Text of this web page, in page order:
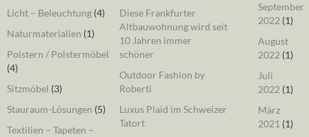
Licht – Beleuchtung (4)
Naturmaterialien (1)
Polstern / Polstermöbel
(4)
Sitzmöbel (3)
Stauraum-Lösungen (5)
Textilien – Tapeten –
Diese Frankfurter
Altbauwohnung wird seit
10 Jahren immer
schöner
Outdoor Fashion by
Roberti
Luxus Plaid im Schweizer
Tatort
September
2022 (1)
August
2022 (1)
Juli
2022 (1)
März
2021 (1)